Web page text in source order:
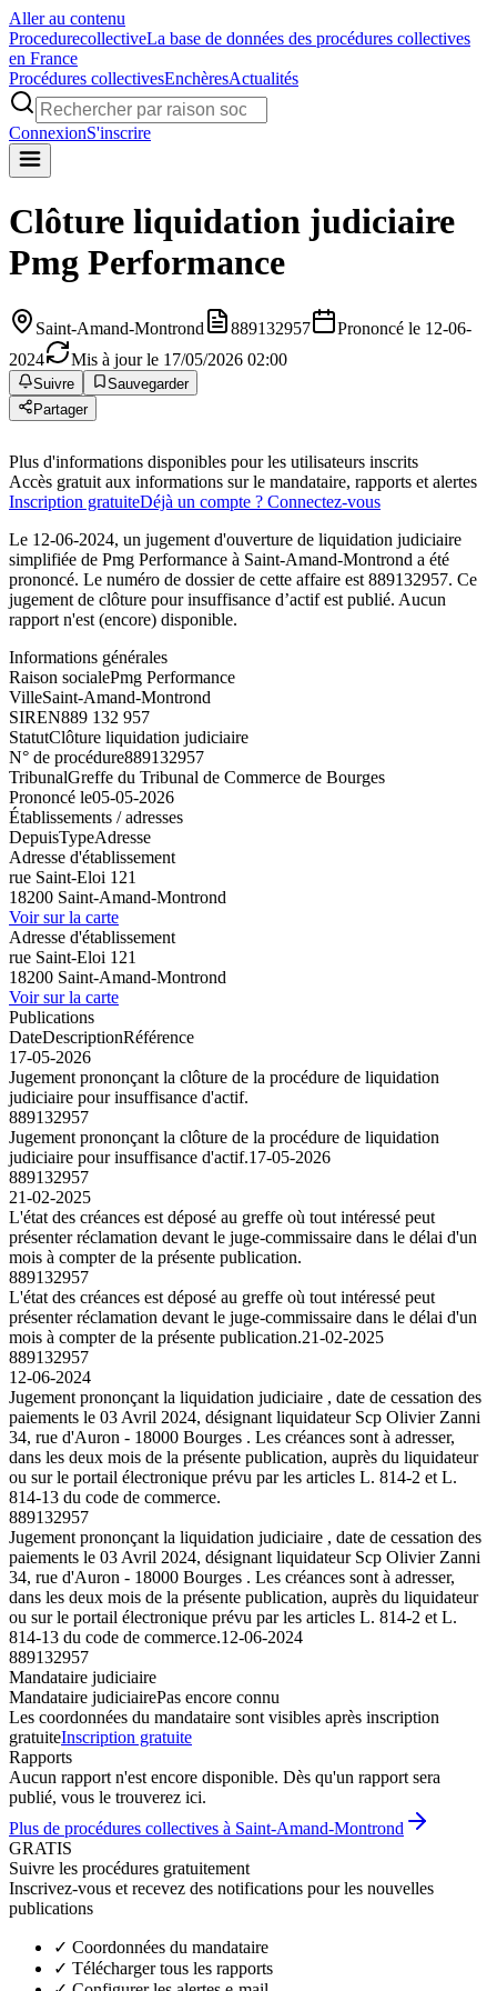
Aller au contenu
ProcedurecollectiveLa base de données des procédures collectives
en France
Procédures collectivesEnchèresActualités
ConnexionS'inscrire
Clôture liquidation judiciaire
Pmg Performance
Saint-Amand-Montrond 889132957
Prononcé le 12-06-
2024
Mis à jour le 17/05/2026 02:00
Suivre
Sauvegarder
Partager
Plus d'informations disponibles pour les utilisateurs inscrits
Accès gratuit aux informations sur le mandataire, rapports et alertes
Inscription gratuiteDéjà un compte ? Connectez-vous
Le 12-06-2024, un jugement d'ouverture de liquidation judiciaire
simplifiée de Pmg Performance à Saint-Amand-Montrond a été
prononcé. Le numéro de dossier de cette affaire est 889132957. Ce
jugement de clôture pour insuffisance d’actif est publié. Aucun
rapport n'est (encore) disponible.
Informations générales
Raison socialePmg Performance
VilleSaint-Amand-Montrond
SIREN889 132 957
StatutClôture liquidation judiciaire
N° de procédure889132957
TribunalGreffe du Tribunal de Commerce de Bourges
Prononcé le05-05-2026
Établissements / adresses
DepuisTypeAdresse
Adresse d'établissement
rue Saint-Eloi 121
18200 Saint-Amand-Montrond
Voir sur la carte
Adresse d'établissement
rue Saint-Eloi 121
18200 Saint-Amand-Montrond
Voir sur la carte
Publications
DateDescriptionRéférence
17-05-2026
Jugement prononçant la clôture de la procédure de liquidation
judiciaire pour insuffisance d'actif.
889132957
Jugement prononçant la clôture de la procédure de liquidation
judiciaire pour insuffisance d'actif.17-05-2026
889132957
21-02-2025
L'état des créances est déposé au greffe où tout intéressé peut
présenter réclamation devant le juge-commissaire dans le délai d'un
mois à compter de la présente publication.
889132957
L'état des créances est déposé au greffe où tout intéressé peut
présenter réclamation devant le juge-commissaire dans le délai d'un
mois à compter de la présente publication.21-02-2025
889132957
12-06-2024
Jugement prononçant la liquidation judiciaire , date de cessation des
paiements le 03 Avril 2024, désignant liquidateur Scp Olivier Zanni
34, rue d'Auron - 18000 Bourges . Les créances sont à adresser,
dans les deux mois de la présente publication, auprès du liquidateur
ou sur le portail électronique prévu par les articles L. 814-2 et L.
814-13 du code de commerce.
889132957
Jugement prononçant la liquidation judiciaire , date de cessation des
paiements le 03 Avril 2024, désignant liquidateur Scp Olivier Zanni
34, rue d'Auron - 18000 Bourges . Les créances sont à adresser,
dans les deux mois de la présente publication, auprès du liquidateur
ou sur le portail électronique prévu par les articles L. 814-2 et L.
814-13 du code de commerce.12-06-2024
889132957
Mandataire judiciaire
Mandataire judiciairePas encore connu
Les coordonnées du mandataire sont visibles après inscription
gratuiteInscription gratuite
Rapports
Aucun rapport n'est encore disponible. Dès qu'un rapport sera
publié, vous le trouverez ici.
Plus de procédures collectives à Saint-Amand-Montrond
GRATIS
Suivre les procédures gratuitement
Inscrivez-vous et recevez des notifications pour les nouvelles
publications
✓ Coordonnées du mandataire
✓ Télécharger tous les rapports